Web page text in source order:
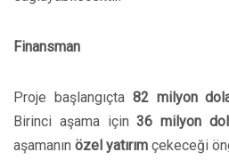
Finansman
Proje başlangıçta 82 milyon
Birinci aşama için36 milyon
aşamanın özel yatırım çekeceği